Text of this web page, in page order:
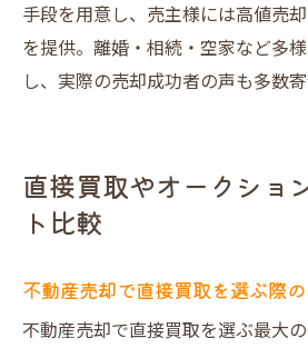
手段を用意し、売主様には高値売
を提供。離婚・相続・空家など多
し、実際の売却成功者の声も多数寄
直接買取やオークショ
ト比較
不動産売却で直接買取を選ぶ際
不動産売却で直接買取を選ぶ最大